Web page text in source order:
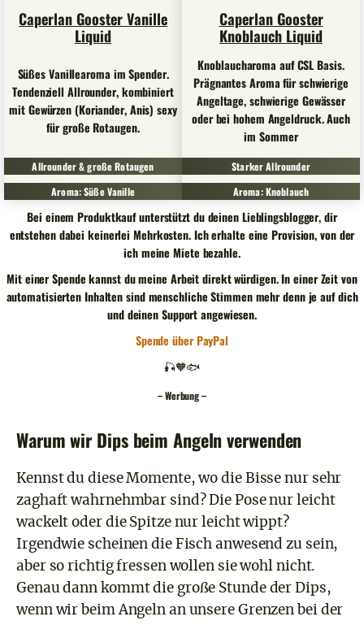
Caperlan Gooster Vanille
Liquid
Süßes Vanillearoma im Spender.
Tendenziell Allrounder, kombiniert
mit Gewürzen (Koriander, Anis) sexy
für große Rotaugen.
Allrounder & große Rotaugen
Aroma: Süße Vanille
Caperlan Gooster
Knoblauch Liquid
Knoblaucharoma auf CSL Basis.
Prägnantes Aroma für schwierige
Angeltage, schwierige Gewässer
oder bei hohem Angeldruck. Auch
im Sommer
Starker Allrounder
Aroma: Knoblauch
Bei einem Produktkauf unterstützt du deinen Lieblingsblogger, dir
entstehen dabei keinerlei Mehrkosten. Ich erhalte eine Provision, von der
ich meine Miete bezahle.
Mit einer Spende kannst du meine Arbeit direkt würdigen. In einer Zeit von
automatisierten Inhalten sind menschliche Stimmen mehr denn je auf dich
und deinen Support angewiesen.
Spende über PayPal
🎣🧡🐟
– Werbung –
Warum wir Dips beim Angeln verwenden
Kennst du diese Momente, wo die Bisse nur sehr
zaghaft wahrnehmbar sind? Die Pose nur leicht
wackelt oder die Spitze nur leicht wippt?
Irgendwie scheinen die Fisch anwesend zu sein,
aber so richtig fressen wollen sie wohl nicht.
Genau dann kommt die große Stunde der Dips,
wenn wir beim Angeln an unsere Grenzen bei der